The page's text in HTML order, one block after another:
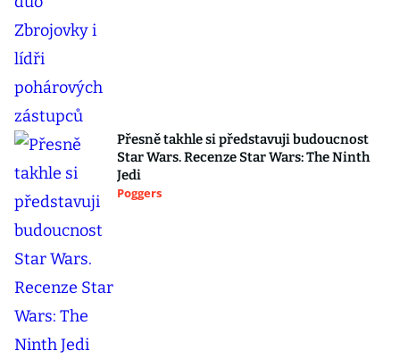
Přesně takhle si představuji budoucnost
Star Wars. Recenze Star Wars: The Ninth
Jedi
Poggers